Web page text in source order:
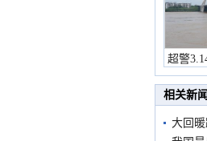
超警
相关新闻
大回